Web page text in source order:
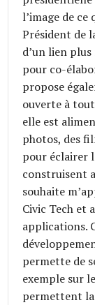
l’image de ce
Président de
d’un lien
pour co-
propose
ouverte à
elle est
photos, des
pour éclairer
construisent
souhaite
Civic Tech et
applications.
permette de
exemple sur
permettent